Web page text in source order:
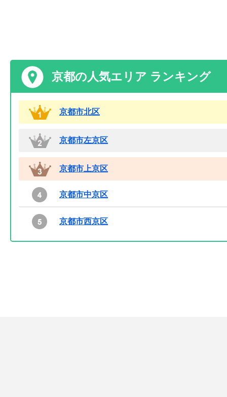
京都の人気エリア ランキング
京都市北区
京都市左京区
京都市上京区
京都市中京区
京都市西京区